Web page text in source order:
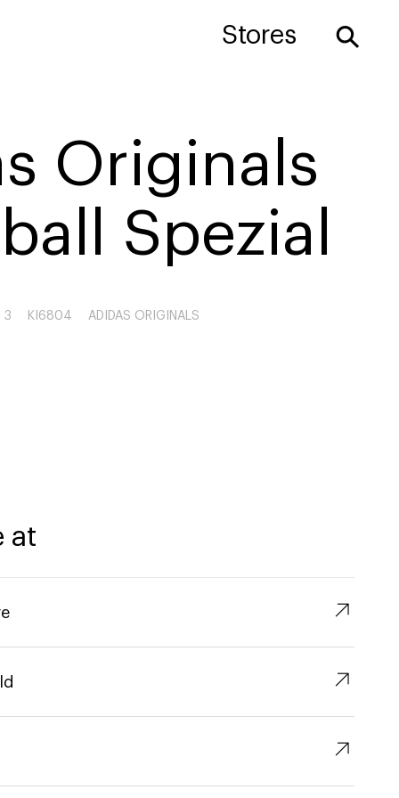
Stores ⚲
Originals
Spezial
3 KI6804 ADIDAS ORIGINALS
at
↗︎
↗︎
↗︎